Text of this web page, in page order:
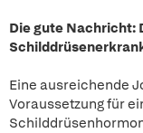
Die gute Nachricht:
Eine ausreichende
Voraussetzung für